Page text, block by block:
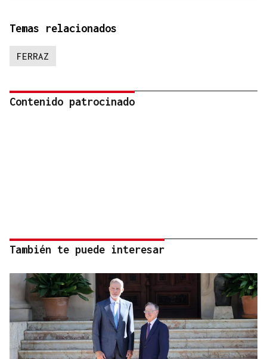
Temas relacionados
FERRAZ
Contenido patrocinado
También te puede interesar